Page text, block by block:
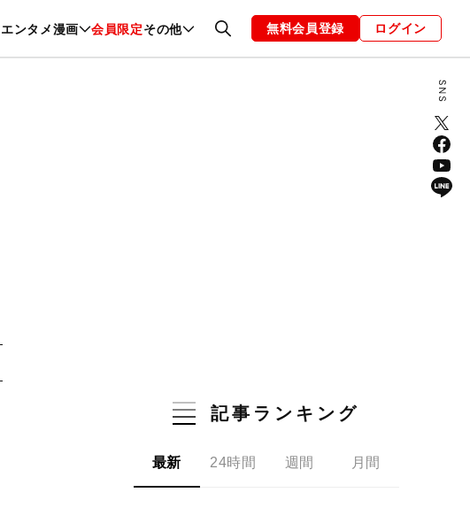
エンタメ漫画 会員限定その他
グルメ ファッション 恋愛・結婚 編集部 お知らせ
無料会員登録 ログイン
記事ランキング
最新 24時間 週間 月間